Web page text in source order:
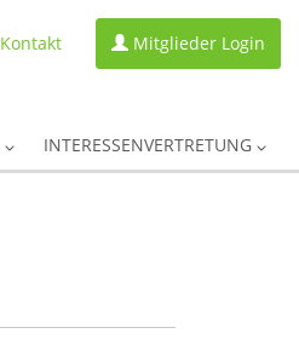
Kontakt Mitglieder Login
INTERESSENVERTRETUNG